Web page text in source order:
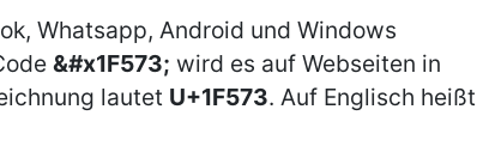
Whatsapp, Android und Windows
&#x1F573; wird es auf Webseiten in
lautet U+1F573. Auf Englisch heißt